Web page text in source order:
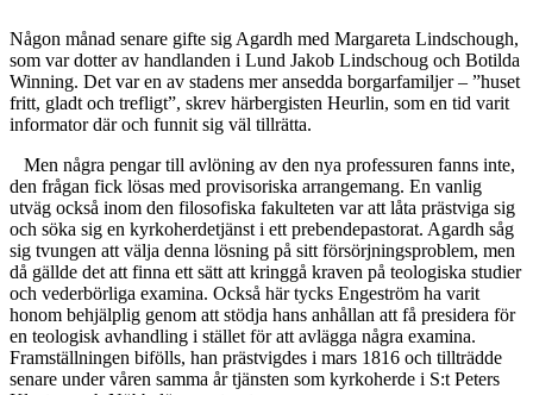
Någon månad senare gifte sig Agardh med Margareta Lindschough,
som var dotter av handlanden i Lund Jakob Lindschoug och Botilda
Winning. Det var en av stadens mer ansedda borgarfamiljer – ”huset
fritt, gladt och trefligt”, skrev härbergisten Heurlin, som en tid varit
informator där och funnit sig väl tillrätta.
Men några pengar till avlöning av den nya professuren fanns inte,
den frågan fick lösas med provisoriska arrangemang. En vanlig
utväg också inom den filosofiska fakulteten var att låta prästviga sig
och söka sig en kyrkoherdetjänst i ett prebendepastorat. Agardh såg
sig tvungen att välja denna lösning på sitt försörjningsproblem, men
då gällde det att finna ett sätt att kringgå kraven på teologiska studier
och vederbörliga examina. Också här tycks Engeström ha varit
honom behjälplig genom att stödja hans anhållan att få presidera för
en teologisk avhandling i stället för att avlägga några examina.
Framställningen bifölls, han prästvigdes i mars 1816 och tillträdde
senare under våren samma år tjänsten som kyrkoherde i S:t Peters